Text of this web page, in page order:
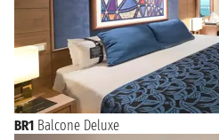
BR1 Balcone Deluxe